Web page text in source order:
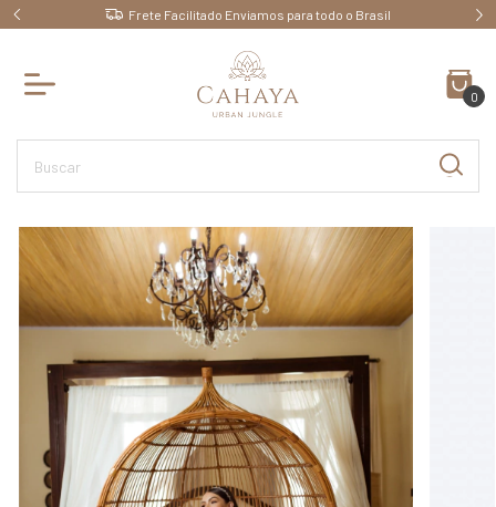
Brasil Ganhe 10% OFF pagando no PIX
0